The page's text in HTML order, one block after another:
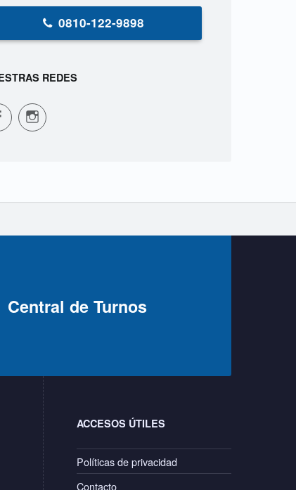
0810-122-9898
REDES
CPVS en Facebook CPVS en Instagram
Central de Turnos
ACCESOS ÚTILES
Políticas de privacidad
Contacto